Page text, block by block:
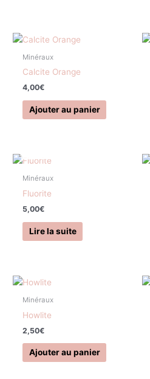
Minéraux
Calcite Orange
4,00€
Ajouter au panier
Minéraux
Fluorite
5,00€
Lire la suite
Minéraux
Howlite
2,50€
Ajouter au panier